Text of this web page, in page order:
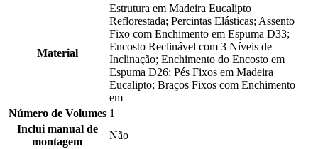
Material
Estrutura em Madeira Eucalipto
Reflorestada; Percintas Elásticas; Assento
Fixo com Enchimento em Espuma D33;
Encosto Reclinável com 3 Níveis de
Inclinação; Enchimento do Encosto em
Espuma D26; Pés Fixos em Madeira
Eucalipto; Braços Fixos com Enchimento
em
Número de Volumes 1
Inclui manual de
montagem
Não